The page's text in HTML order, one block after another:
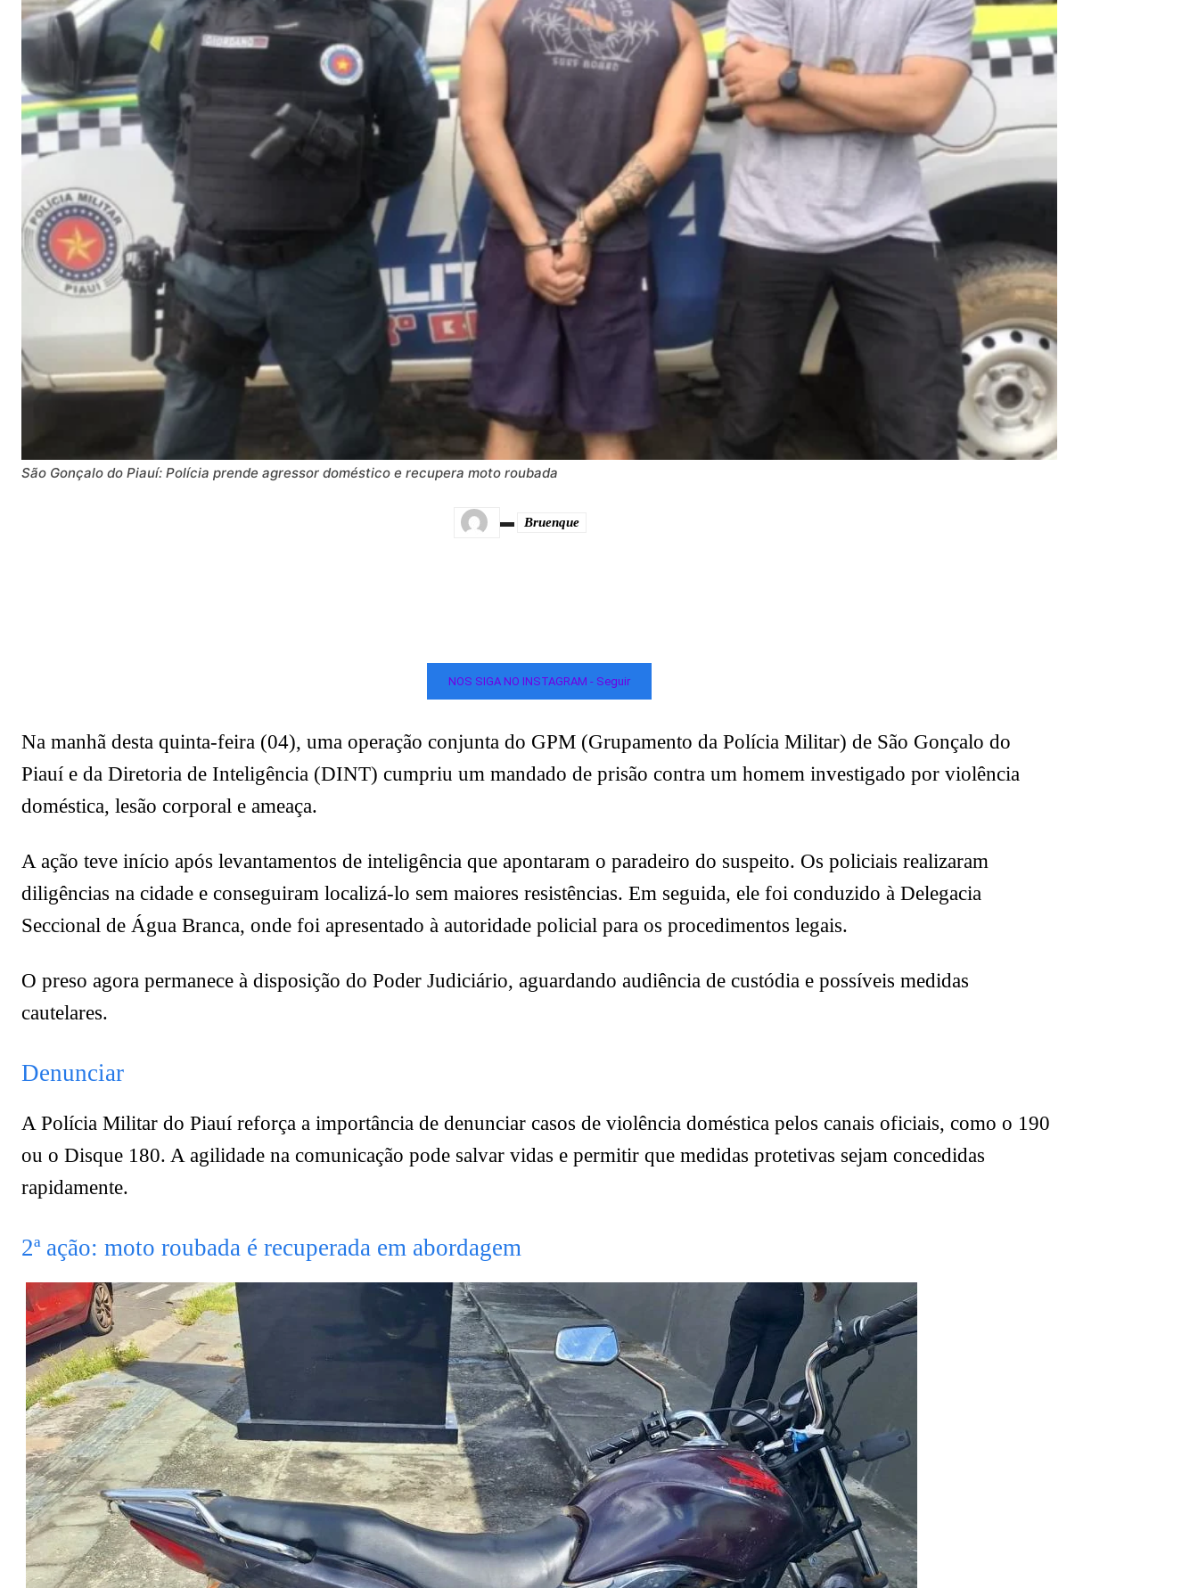
São Gonçalo do Piauí: Polícia prende agressor doméstico e recupera moto roubada
Bruenque
NOS SIGA NO INSTAGRAM - Seguir
Na manhã desta quinta-feira (04), uma operação conjunta do GPM (Grupamento da Polícia Militar) de São Gonçalo do
Piauí e da Diretoria de Inteligência (DINT) cumpriu um mandado de prisão contra um homem investigado por violência
doméstica, lesão corporal e ameaça.
A ação teve início após levantamentos de inteligência que apontaram o paradeiro do suspeito. Os policiais realizaram
diligências na cidade e conseguiram localizá-lo sem maiores resistências. Em seguida, ele foi conduzido à Delegacia
Seccional de Água Branca, onde foi apresentado à autoridade policial para os procedimentos legais.
O preso agora permanece à disposição do Poder Judiciário, aguardando audiência de custódia e possíveis medidas
cautelares.
Denunciar
A Polícia Militar do Piauí reforça a importância de denunciar casos de violência doméstica pelos canais oficiais, como o 190
ou o Disque 180. A agilidade na comunicação pode salvar vidas e permitir que medidas protetivas sejam concedidas
rapidamente.
2ª ação: moto roubada é recuperada em abordagem